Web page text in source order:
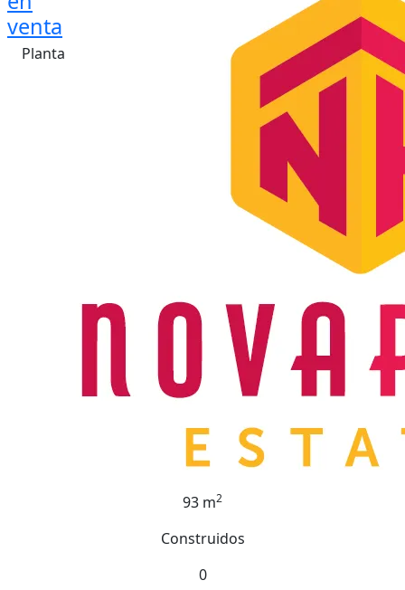
venta
Planta
93 m2
Construidos
0